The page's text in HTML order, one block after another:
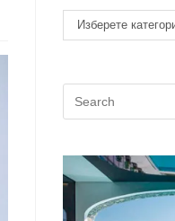
Изберете
дестинација
Изберете